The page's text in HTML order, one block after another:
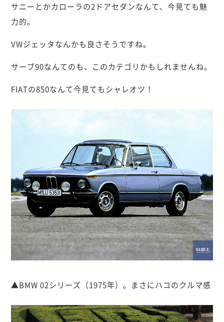
サニーとかカローラの2ドアセダンなんて、今見ても魅
力的。
VWジェッタなんかも良さそうですね。
サーブ90なんてのも、このカテゴリかもしれませんね。
FIATの850なんて今見てもシャレオツ！
▲BMW 02シリーズ（1975年）。まさにハコのクルマ感